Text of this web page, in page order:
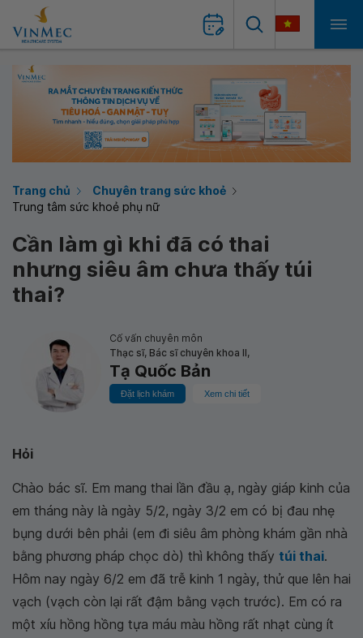
Trang chủ
Chuyên trang sức khoẻ
Trung tâm sức khoẻ phụ nữ
Cần làm gì khi đã có thai
nhưng siêu âm chưa thấy túi
thai?
Cố vấn chuyên môn
Thạc sĩ, Bác sĩ chuyên khoa II,
Tạ Quốc Bản
Đặt lịch khám Xem chi tiết
Hỏi
Chào bác sĩ. Em mang thai lần đầu ạ, ngày giáp kinh của
em tháng này là ngày 5/2, ngày 3/2 em có bị đau nhẹ
bụng dưới bên phải (em đi siêu âm phòng khám gần nhà
bằng phương pháp chọc dò) thì không thấy túi thai.
Hôm nay ngày 6/2 em đã trễ kinh 1 ngày, thử que lên hai
vạch (vạch còn lại rất đậm bằng vạch trước). Em có ra
một xíu hồng hồng tựa máu màu hồng rất nhạt cùng ít